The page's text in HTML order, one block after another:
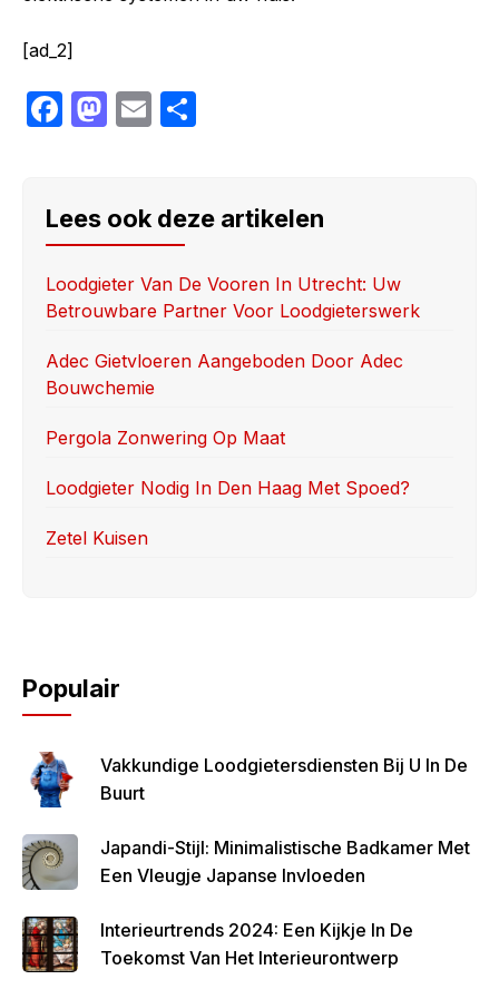
[ad_2]
F
e
b
o
o
k
M
o
d
o
n
E
e
Lees ook deze artikelen
Loodgieter Van De Vooren In Utrecht: Uw
Betrouwbare Partner Voor Loodgieterswerk
Adec Gietvloeren Aangeboden Door Adec
Bouwchemie
Pergola Zonwering Op Maat
Loodgieter Nodig In Den Haag Met Spoed?
Zetel Kuisen
Populair
Vakkundige Loodgietersdiensten Bij U In De
Buurt
Japandi-Stijl: Minimalistische Badkamer Met
Een Vleugje Japanse Invloeden
Interieurtrends 2024: Een Kijkje In De
Toekomst Van Het Interieurontwerp